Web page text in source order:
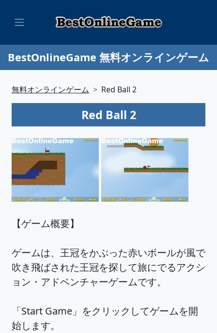
BestOnlineGame 無料オンラインゲーム
無料オンラインゲーム Red Ball 2
Red Ball 2
【ゲーム概要】
ゲームは、王冠をかぶった赤いボールが風で
吹き飛ばされた王冠を探して旅にでるアクシ
ョン・アドベンチャーゲームです。
「Start Game」をクリックしてゲームを開
始します。